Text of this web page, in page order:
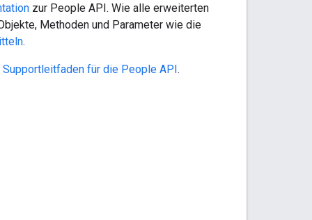
zur People API. Wie alle erweiterten
Methoden und Parameter wie die
.
Supportleitfaden für die People API.